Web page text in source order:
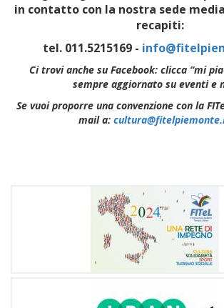
in contatto con la nostra sede
recapiti:
tel. 011.5215169 -
Ci trovi anche su Facebook: clicca “mi
sempre aggiornato su eventi e
Se vuoi proporre una convenzione con la
mail a: